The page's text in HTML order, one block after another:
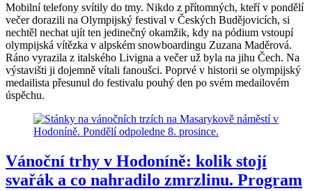
Mobilní telefony svítily do tmy. Nikdo z přítomných, kteří v pondělí
večer dorazili na Olympijský festival v Českých Budějovicích, si
nechtěl nechat ujít ten jedinečný okamžik, kdy na pódium vstoupí
olympijská vítězka v alpském snowboardingu Zuzana Maděrová.
Ráno vyrazila z italského Livigna a večer už byla na jihu Čech. Na
výstavišti ji dojemně vítali fanoušci. Poprvé v historii se olympijský
medailista přesunul do festivalu pouhý den po svém medailovém
úspěchu.
Vánoční trhy v Hodoníně: kolik stojí
svařák a co nahradilo zmrzlinu. Program